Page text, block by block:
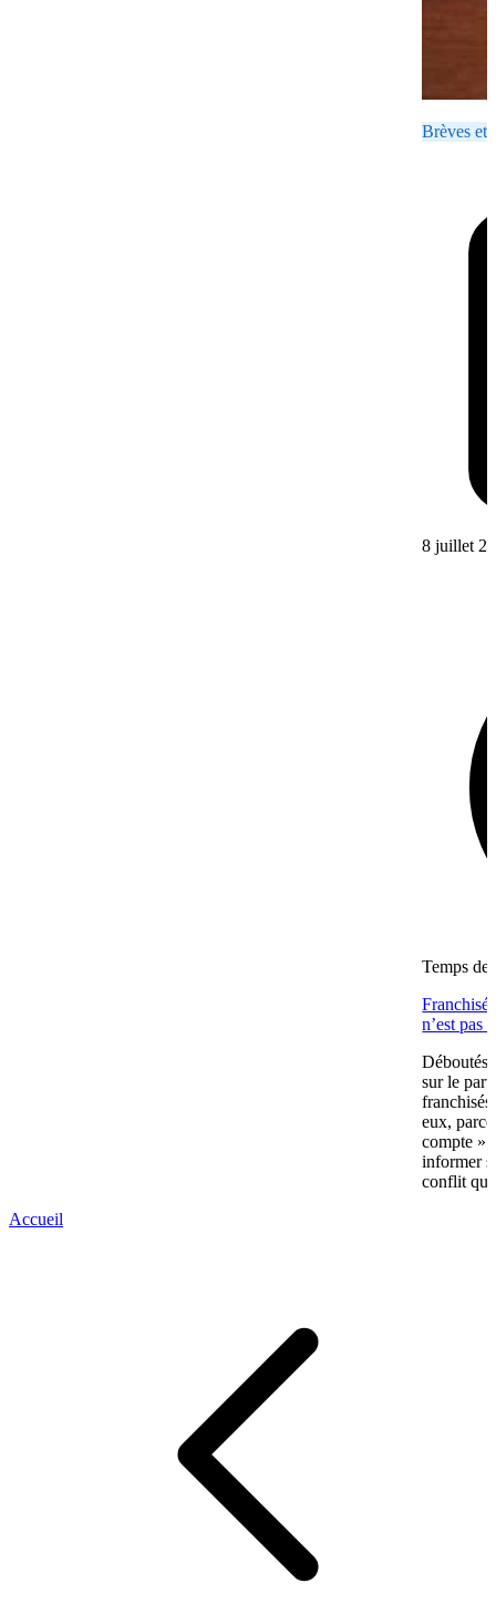
Brèves et
8 juillet
Temps de
n’est pas
Déboutés
sur le
eux,
compte »
informer
conflit qui
Accueil